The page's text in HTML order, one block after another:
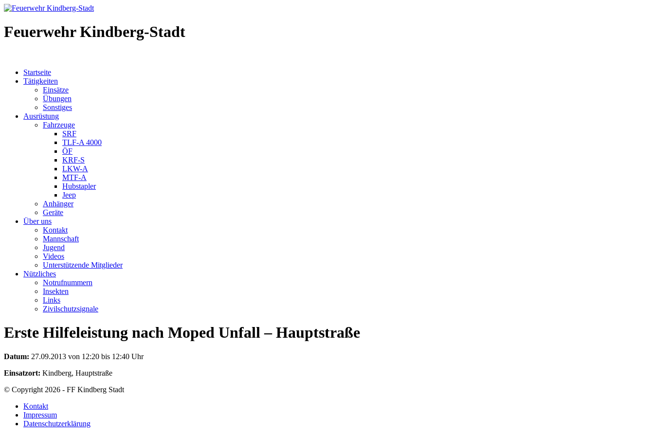
Feuerwehr Kindberg-Stadt
Startseite
Tätigkeiten
Einsätze
Übungen
Sonstiges
Ausrüstung
Fahrzeuge
SRF
TLF-A 4000
ÖF
KRF-S
LKW-A
MTF-A
Hubstapler
Jeep
Anhänger
Geräte
Über uns
Kontakt
Mannschaft
Jugend
Videos
Unterstützende Mitglieder
Nützliches
Notrufnummern
Insekten
Links
Zivilschutzsignale
Erste Hilfeleistung nach Moped Unfall – Hauptstraße
Datum: 27.09.2013 von 12:20 bis 12:40 Uhr
Einsatzort: Kindberg, Hauptstraße
© Copyright 2026 - FF Kindberg Stadt
Kontakt
Impressum
Datenschutzerklärung